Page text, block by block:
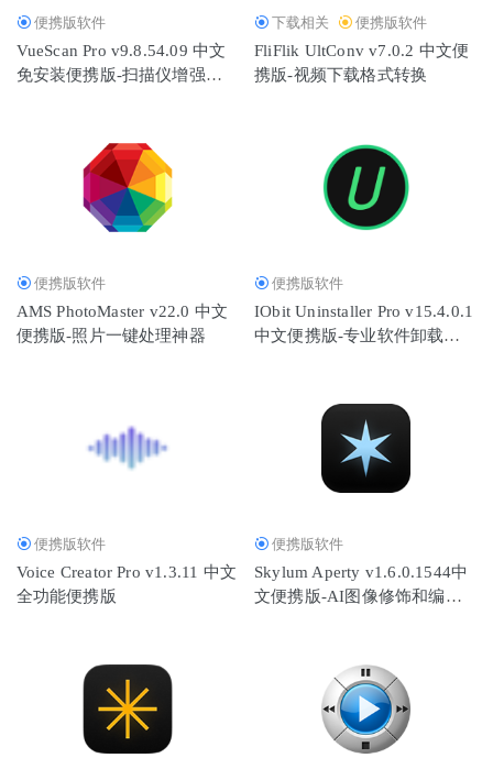
便携版软件
VueScan Pro v9.8.54.09 中文
免安装便携版-扫描仪增强工
下载相关 便携版软件
FliFlik UltConv v7.0.2 中文便
携版-视频下载格式转换
便携版软件
AMS PhotoMaster v22.0 中文
便携版-照片一键处理神器
便携版软件
IObit Uninstaller Pro v15.4.0.1
中文便携版-专业软件卸载工
便携版软件
Voice Creator Pro v1.3.11 中文
全功能便携版
便携版软件
Skylum Aperty v1.6.0.1544中
文便携版-AI图像修饰和编辑